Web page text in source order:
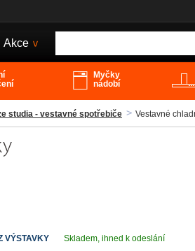
Akce >
Myčky
nádobí
studia - vestavné spotřebiče Vestavné
VÝSTAVKY Skladem, ihned k odeslání